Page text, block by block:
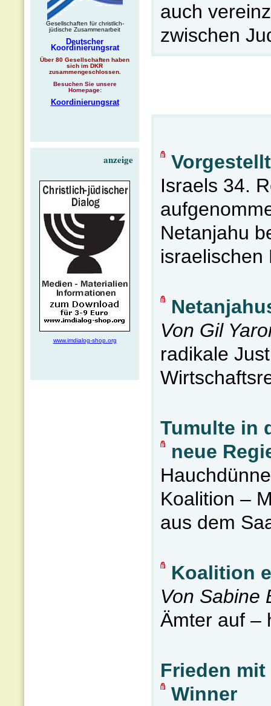
Gesellschaften für christlich-
jüdische Zusammenarbeit
Deutscher
Koordinierungsrat
Über 80 Gesellschaften haben
sich im DKR
zusammengeschlossen.
Besuchen Sie unsere
Homepage:
Koordinierungsrat
anzeige
www.imdialog-shop.org
auch
zwischen
Israels 34.
Netanjahu
israelischen
Von Gil
radikale
Tumulte in
neue
Koalition –
aus dem
Koalition
Von Sabine
Ämter auf –
Frieden
Winner